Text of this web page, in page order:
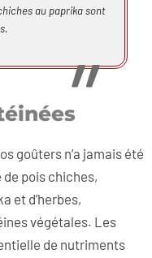
au paprika sont
goûters n’a jamais été
pois chiches,
et d’herbes,
végétales. Les
de nutriments